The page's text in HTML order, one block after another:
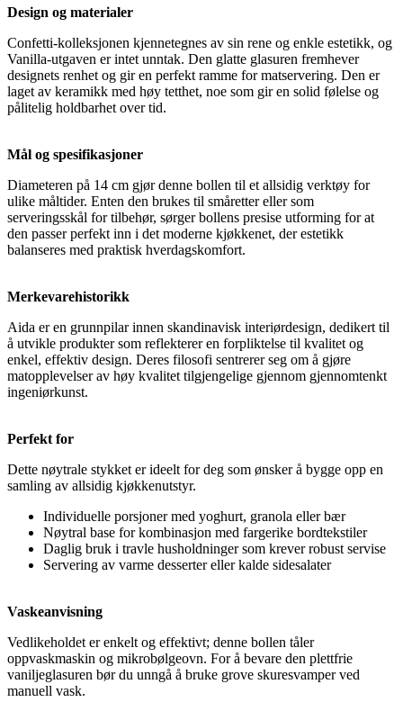
Design og materialer
Confetti-kolleksjonen kjennetegnes av sin rene og enkle estetikk, og
Vanilla-utgaven er intet unntak. Den glatte glasuren fremhever
designets renhet og gir en perfekt ramme for matservering. Den er
laget av keramikk med høy tetthet, noe som gir en solid følelse og
pålitelig holdbarhet over tid.
Mål og spesifikasjoner
Diameteren på 14 cm gjør denne bollen til et allsidig verktøy for
ulike måltider. Enten den brukes til småretter eller som
serveringsskål for tilbehør, sørger bollens presise utforming for at
den passer perfekt inn i det moderne kjøkkenet, der estetikk
balanseres med praktisk hverdagskomfort.
Merkevarehistorikk
Aida er en grunnpilar innen skandinavisk interiørdesign, dedikert til
å utvikle produkter som reflekterer en forpliktelse til kvalitet og
enkel, effektiv design. Deres filosofi sentrerer seg om å gjøre
matopplevelser av høy kvalitet tilgjengelige gjennom gjennomtenkt
ingeniørkunst.
Perfekt for
Dette nøytrale stykket er ideelt for deg som ønsker å bygge opp en
samling av allsidig kjøkkenutstyr.
Individuelle porsjoner med yoghurt, granola eller bær
Nøytral base for kombinasjon med fargerike bordtekstiler
Daglig bruk i travle husholdninger som krever robust servise
Servering av varme desserter eller kalde sidesalater
Vaskeanvisning
Vedlikeholdet er enkelt og effektivt; denne bollen tåler
oppvaskmaskin og mikrobølgeovn. For å bevare den plettfrie
vaniljeglasuren bør du unngå å bruke grove skuresvamper ved
manuell vask.